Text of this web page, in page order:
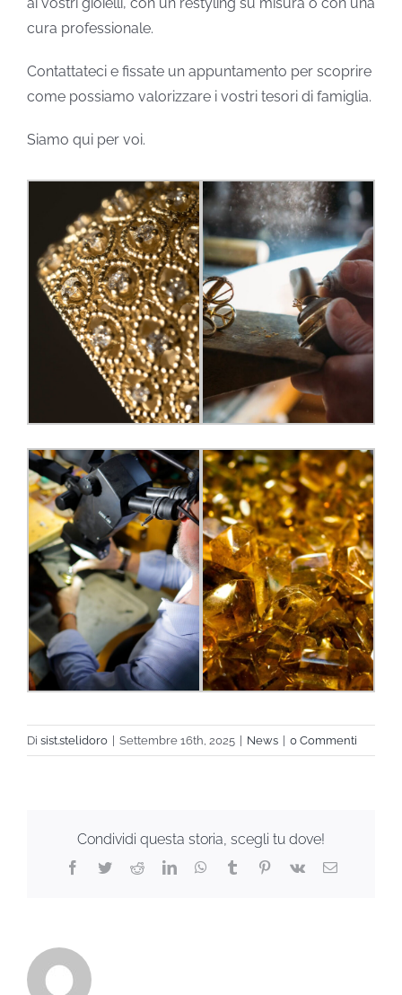
cura professionale.
Contattateci e fissate un appuntamento per scoprire
come possiamo valorizzare i vostri tesori di famiglia.
Siamo qui per voi.
Di sist.stelidoro Settembre 16th, 2025 News 0 Commenti
Condividi questa storia, scegli tu dove!
Facebook
TwitterRedditLinkedInWhatsApp
TumblrPinterest
Vk Email